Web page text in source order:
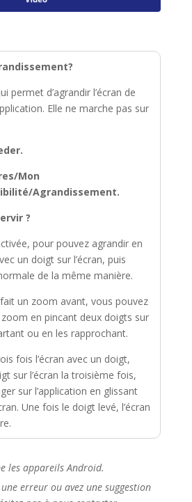
permet d’agrandir l’écran de
Elle ne marche pas sur
Mon
Agrandissement.
?
pour pouvez agrandir en
un doigt sur l’écran, puis
de la même manière.
un zoom avant, vous pouvez
en pincant deux doigts sur
ou en les rapprochant.
fois l’écran avec un doigt,
sur l’écran la troisième fois,
sur l’application en glissant
Une fois le doigt levé, l’écran
les appareils Android.
erreur ou avez une suggestion